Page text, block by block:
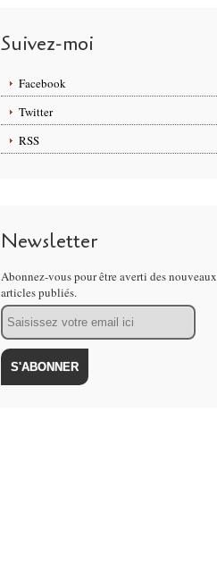
Suivez-moi
Facebook
Twitter
RSS
Newsletter
Abonnez-vous pour être averti des nouveaux
articles publiés.
Email